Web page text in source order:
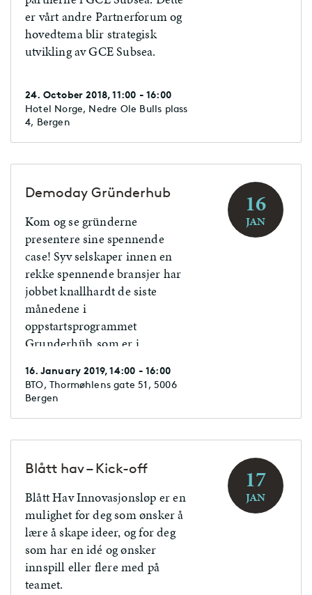
er vårt andre Partnerforum og
hovedtema blir strategisk
utvikling av GCE Subsea.
24. October 2018, 11:00 - 16:00
Hotel Norge, Nedre Ole Bulls plass
4, Bergen
Demoday Gründerhub
Kom og se gründerne
presentere sine spennende
case! Syv selskaper innen en
rekke spennende bransjer har
jobbet knallhardt de siste
månedene i
oppstartsprogrammet
Grunderhüb, som er i
SR-Bank.
16. January 2019, 14:00 - 16:00
BTO, Thormøhlens gate 51, 5006
Bergen
16
JAN
Blått hav – Kick-off
Blått Hav Innovasjonsløp er en
mulighet for deg som ønsker å
lære å skape ideer, og for deg
som har en idé og ønsker
innspill eller flere med på
teamet.
17
JAN